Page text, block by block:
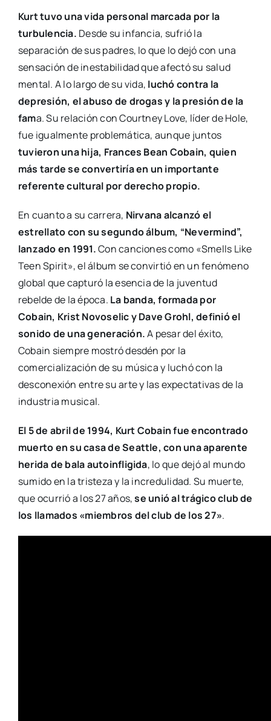
Kurt tuvo una vida personal marcada por la
turbulencia. Desde su infancia, sufrió la
separación de sus padres, lo que lo dejó con una
sensación de inestabilidad que afectó su salud
mental. A lo largo de su vida, luchó contra la
depresión, el abuso de drogas y la presión de la
fama. Su relación con Courtney Love, líder de Hole,
fue igualmente problemática, aunque juntos
tuvieron una hija, Frances Bean Cobain, quien
más tarde se convertiría en un importante
referente cultural por derecho propio.
En cuanto a su carrera, Nirvana alcanzó el
estrellato con su segundo álbum, “Nevermind”,
lanzado en 1991.Con canciones como «Smells Like
Teen Spirit», el álbum se convirtió en un fenómeno
global que capturó la esencia de la juventud
rebelde de la época. La banda, formada por
Cobain, Krist Novoselic y Dave Grohl, definió el
sonido de una generación.A pesar del éxito,
Cobain siempre mostró desdén por la
comercialización de su música y luchó con la
desconexión entre su arte y las expectativas de la
industria musical.
El 5 de abril de 1994, Kurt Cobain fue encontrado
muerto en su casa de Seattle, con una aparente
herida de bala autoinfligida, lo que dejó al mundo
sumido en la tristeza y la incredulidad. Su muerte,
que ocurrió a los 27 años,se unió al trágico club de
los llamados «miembros del club de los 27».